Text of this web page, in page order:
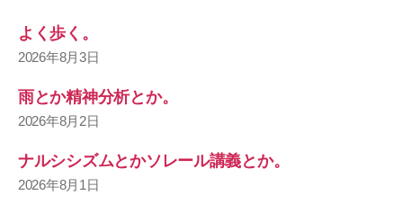
よく歩く。
2026年8月3日
雨とか精神分析とか。
2026年8月2日
ナルシシズムとかソレール講義とか。
2026年8月1日